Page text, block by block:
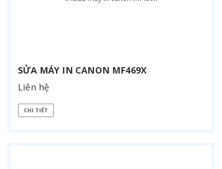
SỬA MÁY IN CANON MF469X
Liên hệ
CHI TIẾT